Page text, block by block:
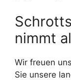
nimmt
Wir freuen
Sie unsere